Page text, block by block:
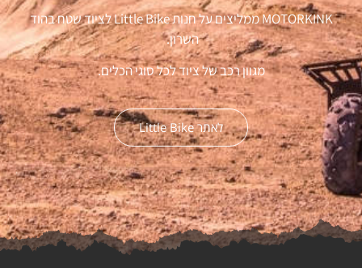
MOTORKINK ממליצים על חנות Little Bike לציוד שטח בהוד
השרון.
מגוון רכב של ציוד לכל סוגי הכלים.
לאתר Little Bike